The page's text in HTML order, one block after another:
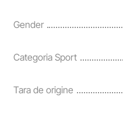
Gender
Categoria Sport
Tara de origine